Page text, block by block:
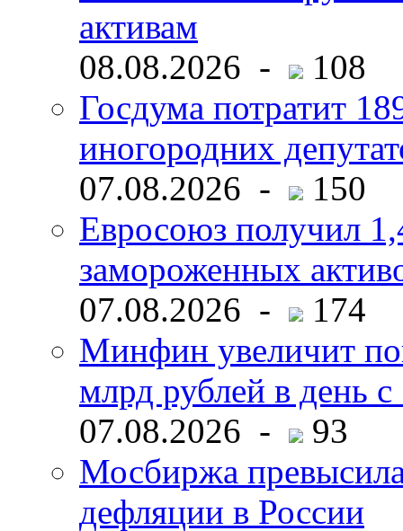
активам
08.08.2026 -
108
Госдума потратит
иногородних
07.08.2026 -
150
Евросоюз получил
замороженных
07.08.2026 -
174
Минфин увеличит
млрд рублей в день с
07.08.2026 -
93
Мосбиржа
дефляции в России